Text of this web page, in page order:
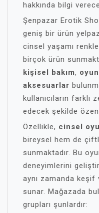
hakkında bilgi
Şenpazar Erotik
geniş bir ürün
cinsel yaşamı
birçok ürün
kişisel bakım,
aksesuarlar
kullanıcıların farklı
edecek şekilde
Özellikle, cinsel
bireysel hem de
sunmaktadır. Bu
deneyimlerini
aynı zamanda keşif
sunar. Mağazada
grupları şunlardır: